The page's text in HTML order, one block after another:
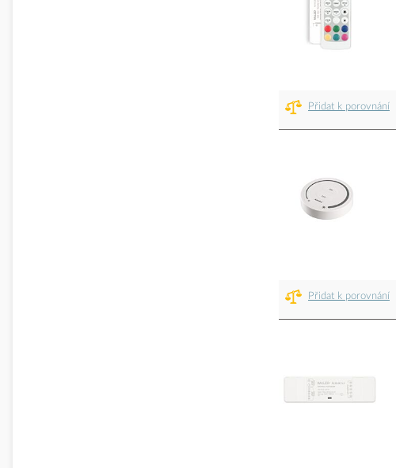
Přidat k porovnání
Přidat k porovnání